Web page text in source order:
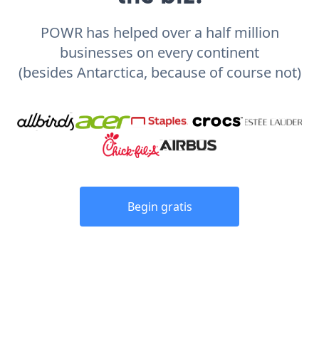
POWR has helped over a half million
businesses on every continent
(besides Antarctica, because of course not)
Begin gratis